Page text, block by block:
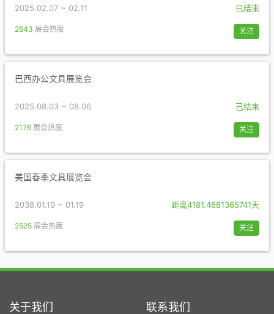
2025.02.07 ~ 02.11 已结束
2643 展会热度 关注
巴西办公文具展览会
2025.08.03 ~ 08.06 已结束
2176 展会热度 关注
美国春季文具展览会
2038.01.19 ~ 01.19 距离4181.4681365741天
2525 展会热度 关注
关于我们 联系我们